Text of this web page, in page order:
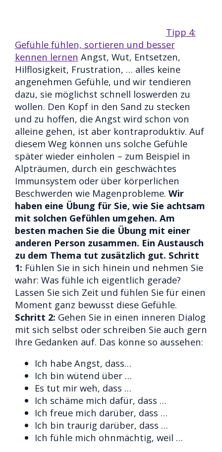
Tipp 4:
Gefühle fühlen, sortieren und besser
kennen lernen Angst, Wut, Entsetzen,
Hilflosigkeit, Frustration, … alles keine
angenehmen Gefühle, und wir tendieren
dazu, sie möglichst schnell loswerden zu
wollen. Den Kopf in den Sand zu stecken
und zu hoffen, die Angst wird schon von
alleine gehen, ist aber kontraproduktiv. Auf
diesem Weg können uns solche Gefühle
später wieder einholen – zum Beispiel in
Alpträumen, durch ein geschwächtes
Immunsystem oder über körperlichen
Beschwerden wie Magenprobleme. Wir
haben eine Übung für Sie, wie Sie achtsam
mit solchen Gefühlen umgehen. Am
besten machen Sie die Übung mit einer
anderen Person zusammen. Ein Austausch
zu dem Thema tut zusätzlich gut. Schritt
1: Fühlen Sie in sich hinein und nehmen Sie
wahr: Was fühle ich eigentlich gerade?
Lassen Sie sich Zeit und fühlen Sie für einen
Moment ganz bewusst diese Gefühle.
Schritt 2: Gehen Sie in einen inneren Dialog
mit sich selbst oder schreiben Sie auch gern
Ihre Gedanken auf. Das könne so aussehen:
Ich habe Angst, dass…
Ich bin wütend über …
Es tut mir weh, dass …
Ich schäme mich dafür, dass …
Ich freue mich darüber, dass …
Ich bin traurig darüber, dass …
Ich fühle mich ohnmächtig, weil …